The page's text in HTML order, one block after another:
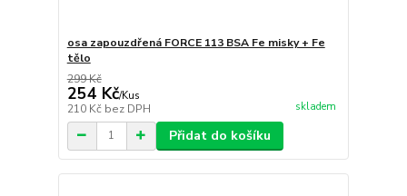
osa zapouzdřená FORCE 113 BSA Fe misky + Fe
tělo
299 Kč
254 Kč/Kus
210 Kč bez DPH skladem
Přidat do košíku